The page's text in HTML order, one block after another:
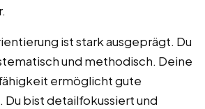
ist stark ausgeprägt. Du
und methodisch. Deine
ermöglicht gute
Du bist detailfokussiert und